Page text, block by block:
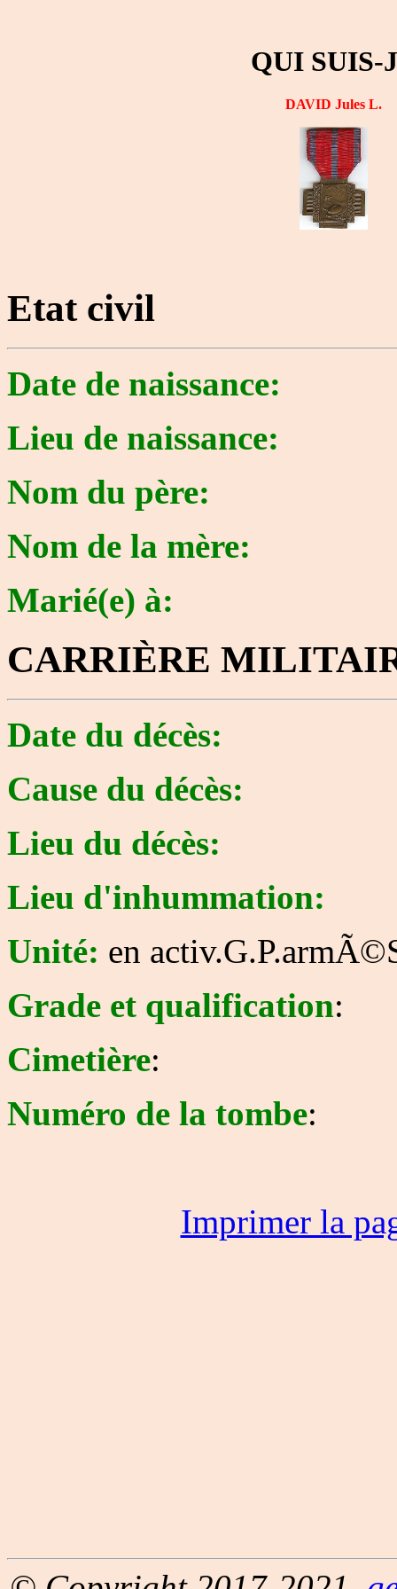
QUI SUIS-
DAVID Jules L.
Etat civil
Date de naissance:
Lieu de naissance:
Nom du père:
Nom de la mère:
Marié(e) à:
CARRIÈRE
Date du décès:
Cause du décès:
Lieu du décès:
Lieu d'inhummation:
Unité: en
Grade et qualification:
Cimetière:
Numéro de la tombe:
Imprimer la